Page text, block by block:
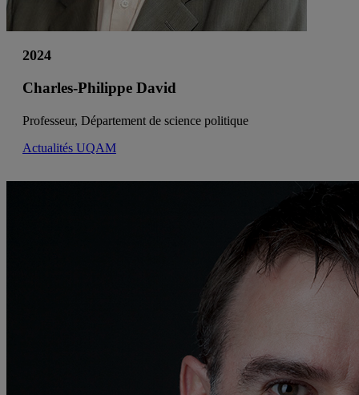
2024
Charles-Philippe David
Professeur, Département de science politique
Actualités UQAM